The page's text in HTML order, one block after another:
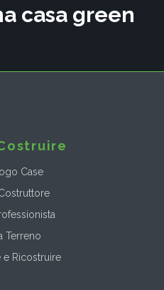
casa green
Case
Terreno
e Ricostruire